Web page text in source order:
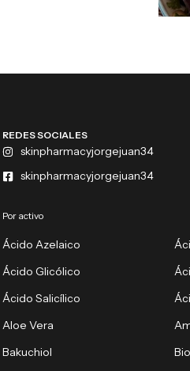
REDES SOCIALES
skinpharmacyjorgejuan34
skinpharmacyjorgejuan34
Por activo
Ácido Azelaico
Ácido Glicólico
Ácido Salicílico
Aloe Vera
Bakuchiol